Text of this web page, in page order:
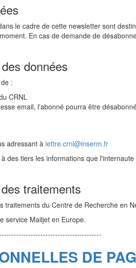
le cadre de cette newsletter sont
En cas de demande de
données
:
CRNL
email, l'abonné pourra être
adressant à lettre.crnl@inserm.fr
des tiers les informations que
traitements
traitements du Centre de Recherche en
service Mailjet en Europe.
DE